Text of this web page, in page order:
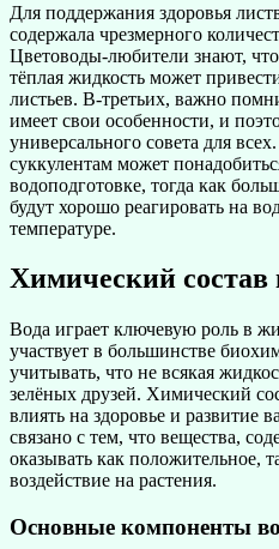
Для поддержания здоровья
содержала чрезмерного
Цветоводы-любители знают,
тёплая жидкость может
листьев. В-третьих, важно
имеет свои особенности, и
универсального совета для
суккулентам может
водоподготовке, тогда как
будут хорошо реагировать на
температуре.
Химический состав
Вода играет ключевую роль в
участвует в большинстве
учитывать, что не всякая
зелёных друзей. Химический
влиять на здоровье и развитие
связано с тем, что вещества,
оказывать как положительное,
воздействие на растения.
Основные компоненты